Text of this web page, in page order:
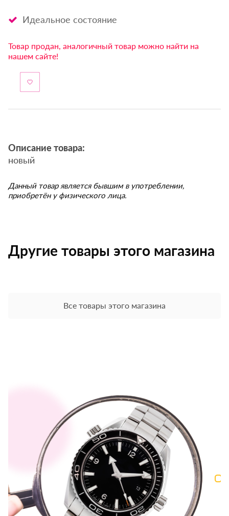
Идеальное состояние
Товар продан, аналогичный товар можно найти на
нашем сайте!
Описание товара:
новый
Данный товар является бывшим в употреблении,
приобретён у физического лица.
Другие товары этого магазина
Все товары этого магазина